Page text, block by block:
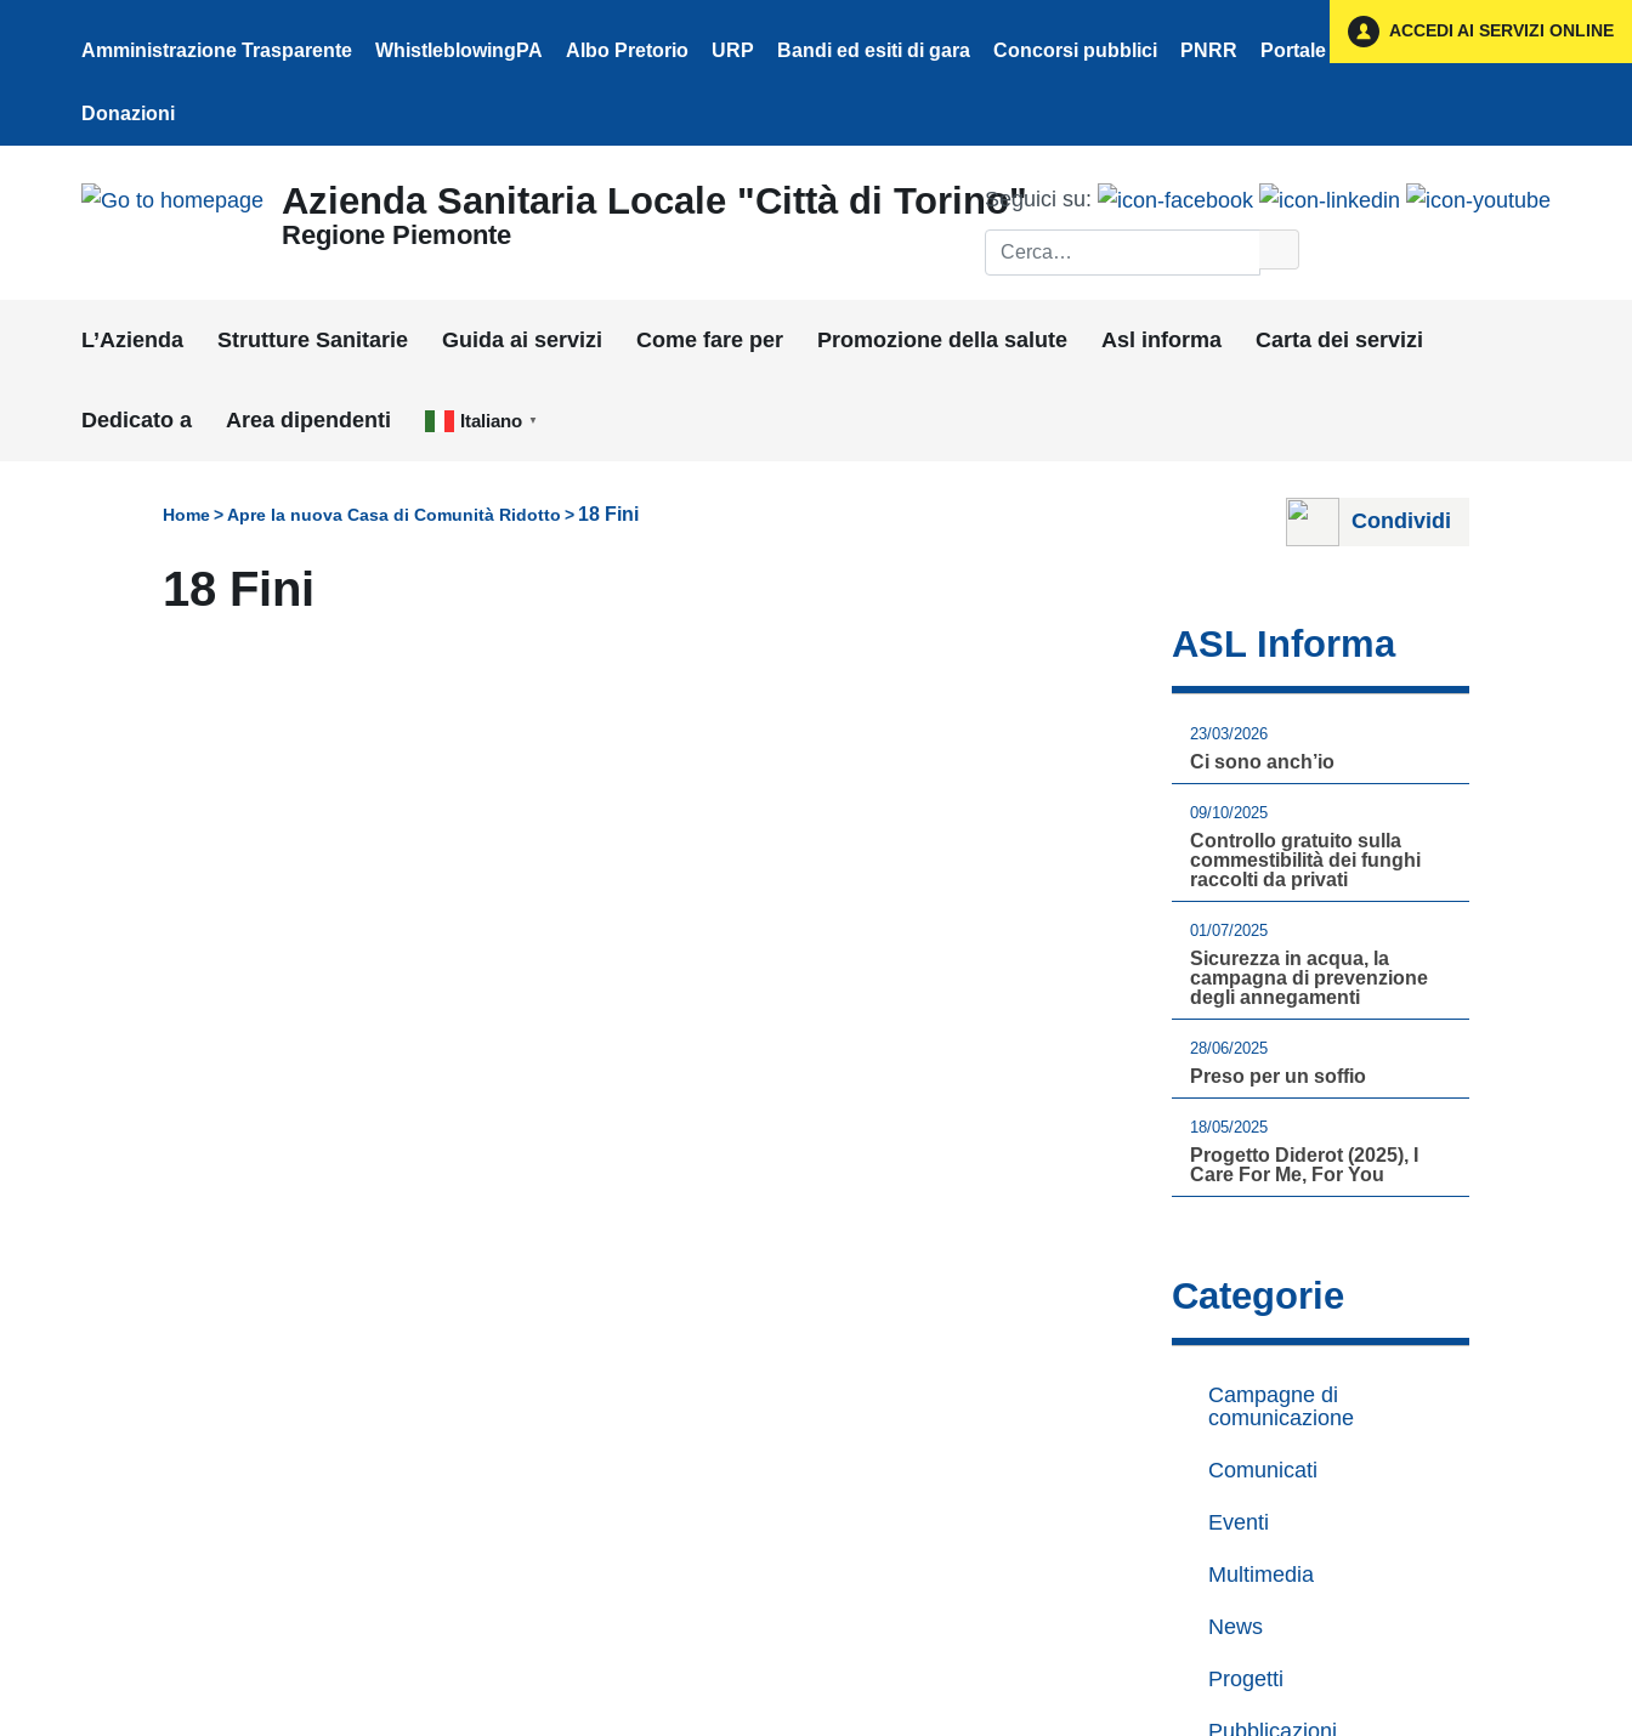
Vai al menu di navigazione
Amministrazione Trasparente WhistleblowingPA Albo Pretorio URP Bandi ed esiti di gara Concorsi pubblici PNRR Portale Fornitori
Donazioni
ACCEDI AI SERVIZI ONLINE
Azienda Sanitaria Locale "Città di Torino"
Regione Piemonte
Seguici su:
Cerca
L’Azienda Strutture Sanitarie Guida ai servizi Come fare per Promozione della salute Asl informa Carta dei servizi
Dedicato a Area dipendenti Italiano ▼
Home Apre la nuova Casa di Comunità Ridotto 18 Fini Condividi
18 Fini
ASL Informa
23/03/2026
Ci sono anch’io
09/10/2025
Controllo gratuito sulla
commestibilità dei funghi
raccolti da privati
01/07/2025
Sicurezza in acqua, la
campagna di prevenzione
degli annegamenti
28/06/2025
Preso per un soffio
18/05/2025
Progetto Diderot (2025), I
Care For Me, For You
Categorie
Campagne di
comunicazione
Comunicati
Eventi
Multimedia
News
Progetti